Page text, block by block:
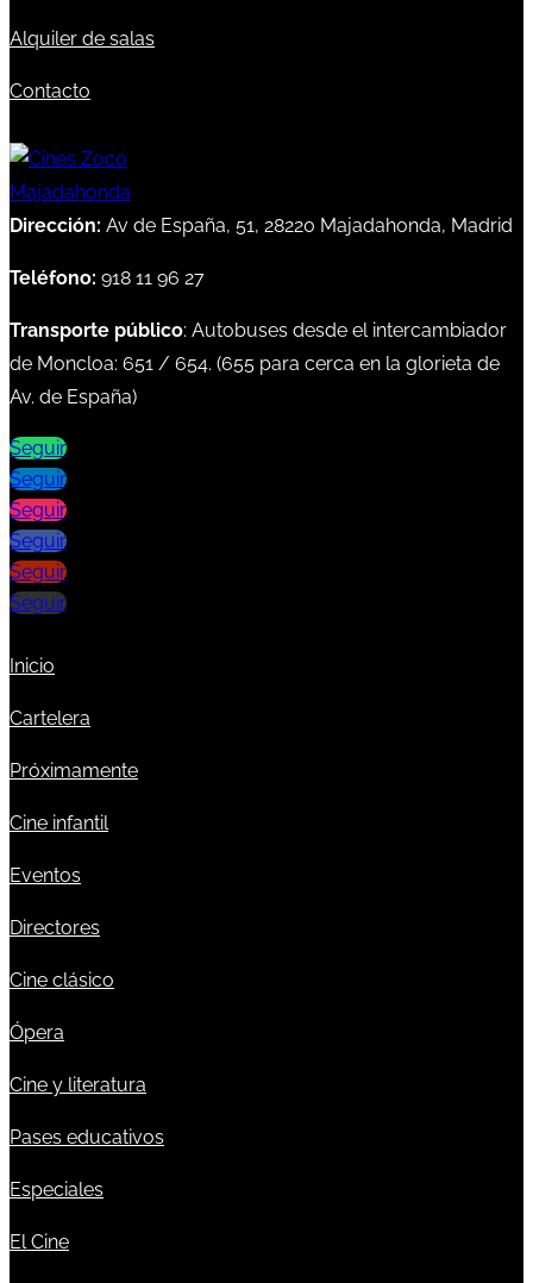
Alquiler de salas
Contacto
Dirección: Av de España, 51, 28220 Majadahonda, Madrid
Teléfono: 918 11 96 27
Transporte público: Autobuses desde el intercambiador
de Moncloa: 651 / 654. (655 para cerca en la glorieta de
Av. de España)
Seguir
Seguir
Seguir
Seguir
Seguir
Seguir
Inicio
Cartelera
Próximamente
Cine infantil
Eventos
Directores
Cine clásico
Ópera
Cine y literatura
Pases educativos
Especiales
El Cine